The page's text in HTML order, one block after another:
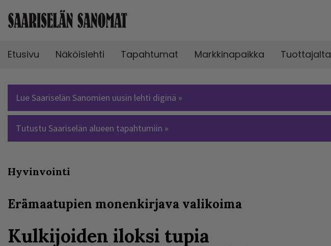
Etusivu Näköislehti Tapahtumat Markkinapaikka Tuottajalta
Lue Saariselän Sanomien uusin lehti diginä »
Tutustu Saariselän alueen tapahtumiin »
Hyvinvointi
Erämaatupien monenkirjava valikoima
Kulkijoiden iloksi tupia